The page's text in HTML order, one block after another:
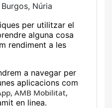
Núria
per utilitzar el
alguna cosa
rendiment a les
a navegar per
aplicacions com
AMB Mobilitat,
en linea.